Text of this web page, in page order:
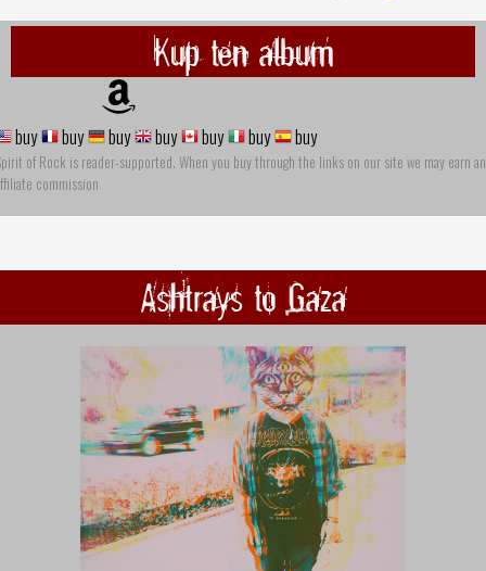
Kup ten album
buy buy buy buy buy buy buy
of Rock is reader-supported. When you buy through the links on our site we may earn an
commission
Ashtrays to Gaza